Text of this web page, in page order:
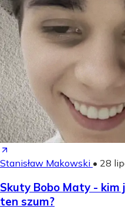
Stanisław Makowski • 28
Skuty Bobo Maty -
ten szum?